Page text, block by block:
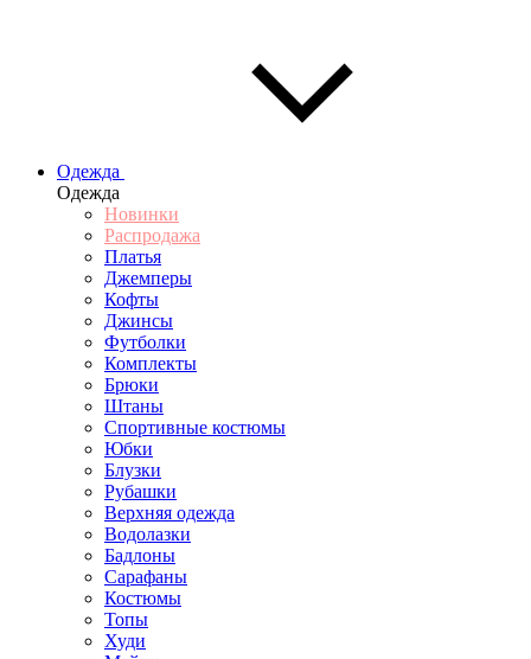
Одежда
Одежда
Новинки
Распродажа
Платья
Джемперы
Кофты
Джинсы
Футболки
Комплекты
Брюки
Штаны
Спортивные костюмы
Юбки
Блузки
Рубашки
Верхняя одежда
Водолазки
Бадлоны
Сарафаны
Костюмы
Топы
Худи